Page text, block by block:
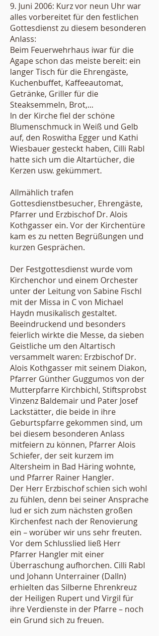
9. Juni 2006: Kurz vor neun Uhr war
alles vorbereitet für den festlichen
Gottesdienst zu diesem besonderen
Anlass:
Beim Feuerwehrhaus iwar für die
Agape schon das meiste bereit: ein
langer Tisch für die Ehrengäste,
Kuchenbuffet, Kaffeeautomat,
Getränke, Griller für die
Steaksemmeln, Brot,...
In der Kirche fiel der schöne
Blumenschmuck in Weiß und Gelb
auf, den Roswitha Egger und Kathi
Wiesbauer gesteckt haben, Cilli Rabl
hatte sich um die Altartücher, die
Kerzen usw. gekümmert.
Allmählich trafen
Gottesdienstbesucher, Ehrengäste,
Pfarrer und Erzbischof Dr. Alois
Kothgasser ein. Vor der Kirchentüre
kam es zu netten Begrüßungen und
kurzen Gesprächen.
Der Festgottesdienst wurde vom
Kirchenchor und einem Orchester
unter der Leitung von Sabine Fischl
mit der Missa in C von Michael
Haydn musikalisch gestaltet.
Beeindruckend und besonders
feierlich wirkte die Messe, da sieben
Geistliche um den Altartisch
versammelt waren: Erzbischof Dr.
Alois Kothgasser mit seinem Diakon,
Pfarrer Günther Guggumos von der
Mutterpfarre Kirchbichl, Stiftsprobst
Vinzenz Baldemair und Pater Josef
Lackstätter, die beide in ihre
Geburtspfarre gekommen sind, um
bei diesem besonderen Anlass
mitfeiern zu können, Pfarrer Alois
Schiefer, der seit kurzem im
Altersheim in Bad Häring wohnte,
und Pfarrer Rainer Hangler.
Der Herr Erzbischof schien sich wohl
zu fühlen, denn bei seiner Ansprache
lud er sich zum nächsten großen
Kirchenfest nach der Renovierung
ein – worüber wir uns sehr freuten.
Vor dem Schlusslied ließ Herr
Pfarrer Hangler mit einer
Überraschung aufhorchen. Cilli Rabl
und Johann Unterrainer (Dalln)
erhielten das Silberne Ehrenkreuz
der Heiligen Rupert und Virgil für
ihre Verdienste in der Pfarre – noch
ein Grund sich zu freuen.